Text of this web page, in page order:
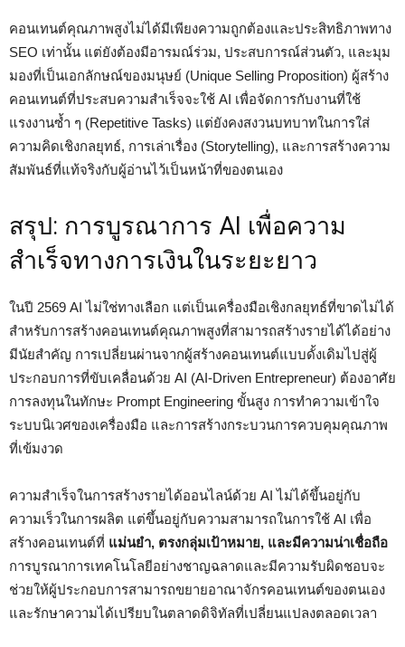
คอนเทนต์คุณภาพสูงไม่ได้มีเพียงความถูกต้องและประสิทธิภาพทาง
SEO เท่านั้น แต่ยังต้องมีอารมณ์ร่วม, ประสบการณ์ส่วนตัว, และมุม
มองที่เป็นเอกลักษณ์ของมนุษย์ (Unique Selling Proposition) ผู้สร้าง
คอนเทนต์ที่ประสบความสำเร็จจะใช้ AI เพื่อจัดการกับงานที่ใช้
แรงงานซ้ำ ๆ (Repetitive Tasks) แต่ยังคงสงวนบทบาทในการใส่
ความคิดเชิงกลยุทธ์, การเล่าเรื่อง (Storytelling), และการสร้างความ
สัมพันธ์ที่แท้จริงกับผู้อ่านไว้เป็นหน้าที่ของตนเอง
สรุป: การบูรณาการ AI เพื่อความ
สำเร็จทางการเงินในระยะยาว
ในปี 2569 AI ไม่ใช่ทางเลือก แต่เป็นเครื่องมือเชิงกลยุทธ์ที่ขาดไม่ได้
สำหรับการสร้างคอนเทนต์คุณภาพสูงที่สามารถสร้างรายได้ได้อย่าง
มีนัยสำคัญ การเปลี่ยนผ่านจากผู้สร้างคอนเทนต์แบบดั้งเดิมไปสู่ผู้
ประกอบการที่ขับเคลื่อนด้วย AI (AI-Driven Entrepreneur) ต้องอาศัย
การลงทุนในทักษะ Prompt Engineering ขั้นสูง การทำความเข้าใจ
ระบบนิเวศของเครื่องมือ และการสร้างกระบวนการควบคุมคุณภาพ
ที่เข้มงวด
ความสำเร็จในการสร้างรายได้ออนไลน์ด้วย AI ไม่ได้ขึ้นอยู่กับ
ความเร็วในการผลิต แต่ขึ้นอยู่กับความสามารถในการใช้ AI เพื่อ
สร้างคอนเทนต์ที่ แม่นยำ, ตรงกลุ่มเป้าหมาย, และมีความน่าเชื่อถือ
การบูรณาการเทคโนโลยีอย่างชาญฉลาดและมีความรับผิดชอบจะ
ช่วยให้ผู้ประกอบการสามารถขยายอาณาจักรคอนเทนต์ของตนเอง
และรักษาความได้เปรียบในตลาดดิจิทัลที่เปลี่ยนแปลงตลอดเวลา